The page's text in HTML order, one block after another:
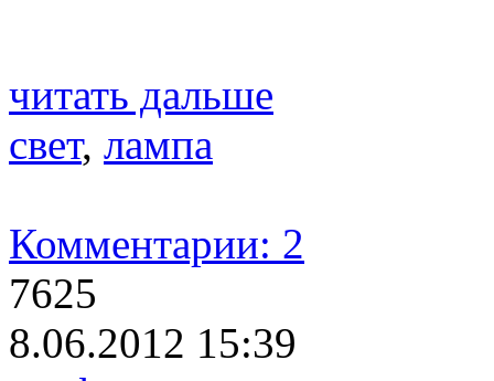
читать дальше
свет, лампа
Комментарии: 2
7625
8.06.2012 15:39